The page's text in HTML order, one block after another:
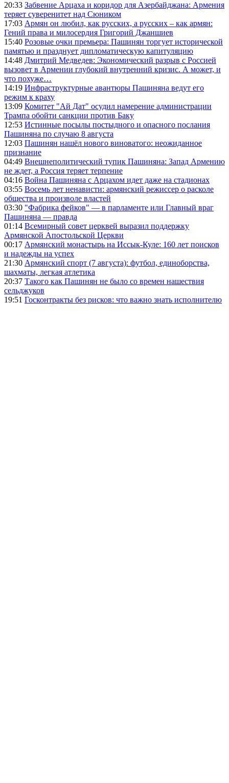
20:33 Забвение Арцаха и коридор для Азербайджана: Армения
теряет суверенитет над Сюником
17:03 Армян он любил, как русских, а русских – как армян:
Гений права и милосердия Григорий Джаншиев
15:40 Розовые очки премьера: Пашинян торгует исторической
памятью и празднует дипломатическую капитуляцию
14:48 Дмитрий Медведев: Экономический разрыв с Россией
вызовет в Армении глубокий внутренний кризис. А может, и
что похуже…
14:19 Инфраструктурные авантюры Пашиняна ведут его
режим к краху
13:09 Комитет "Ай Дат" осудил намерение администрации
Трампа обойти санкции против Баку
12:53 Истинные посылы постыдного и опасного послания
Пашиняна по случаю 8 августа
12:03 Пашинян нашёл нового виноватого: неожиданное
признание
04:49 Внешнеполитический тупик Пашиняна: Запад Армению
не ждет, а Россия теряет терпение
04:16 Война Пашиняна с Арцахом идет даже на стадионах
03:55 Восемь лет ненависти: армянский режиссер о расколе
общества и произволе властей
03:30 "Фабрика фейков" — в парламенте или Главный враг
Пашиняна — правда
01:14 Всемирный совет церквей выразил поддержку
Армянской Апостольской Церкви
00:17 Армянский монастырь на Иссык-Куле: 160 лет поисков
и надежды на успех
21:30 Армянский спорт (7 августа): футбол, единоборства,
шахматы, легкая атлетика
20:37 Такого как Пашинян не было со времен нашествия
сельджуков
19:51 Госконтракты без рисков: что важно знать исполнителю